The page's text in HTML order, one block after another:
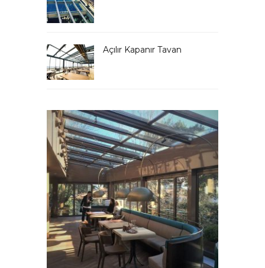
Açılır Kapanır Tavan